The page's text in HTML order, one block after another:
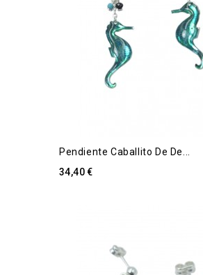
Pendiente Caballito De De...
34,40 €